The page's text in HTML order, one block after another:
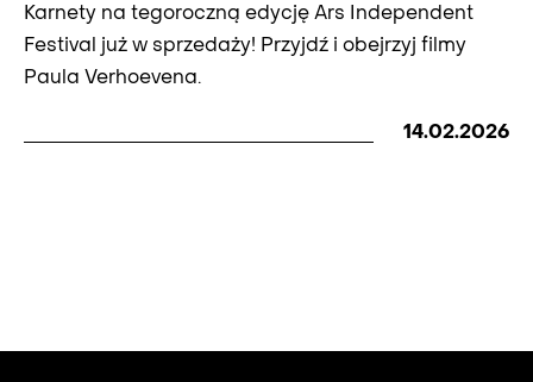
Karnety na tegoroczną edycję Ars Independent
Festival już w sprzedaży! Przyjdź i obejrzyj filmy
Paula Verhoevena.
14.02.2026